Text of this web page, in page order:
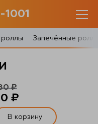
Запечённые
₽
₽
В корзину